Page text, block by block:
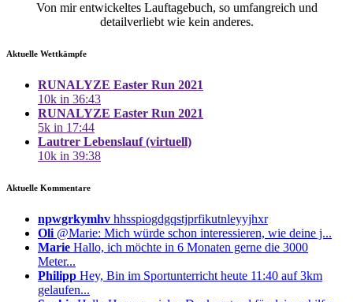
Von mir entwickeltes Lauftagebuch, so umfangreich und
detailverliebt wie kein anderes.
Aktuelle Wettkämpfe
RUNALYZE Easter Run 2021
10k in 36:43
RUNALYZE Easter Run 2021
5k in 17:44
Lautrer Lebenslauf (virtuell)
10k in 39:38
Aktuelle Kommentare
npwgrkymhv hhsspiogdgqstjprfikutnleyyjhxr
Oli @Marie: Mich würde schon interessieren, wie deine j...
Marie Hallo, ich möchte in 6 Monaten gerne die 3000
Meter...
Philipp Hey, Bin im Sportunterricht heute 11:40 auf 3km
gelaufen...